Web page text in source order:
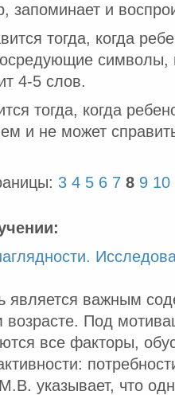
запоминает и
тогда, когда
символы,
4-5 слов.
тогда, когда
и не может
3 4 5 6 7 8 9 10
является важным
Под
все факторы,
указывает, что